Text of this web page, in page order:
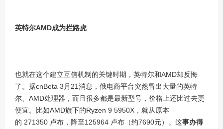
英特尔AMD成为拦路虎
也就在这个建立互信机制的关键时期，英特尔和AMD却反悔
了。据cnBeta 3 月 21消息，俄电商平台突然冒出大量的英特
尔、 AMD处理器，而且很多都是最新型号，价格上还比过去更
便宜。比如AMD旗下的Ryzen 9 5950X ，就从原本
的 271350 卢布，降至125964 卢布（约7690元）。这事办得